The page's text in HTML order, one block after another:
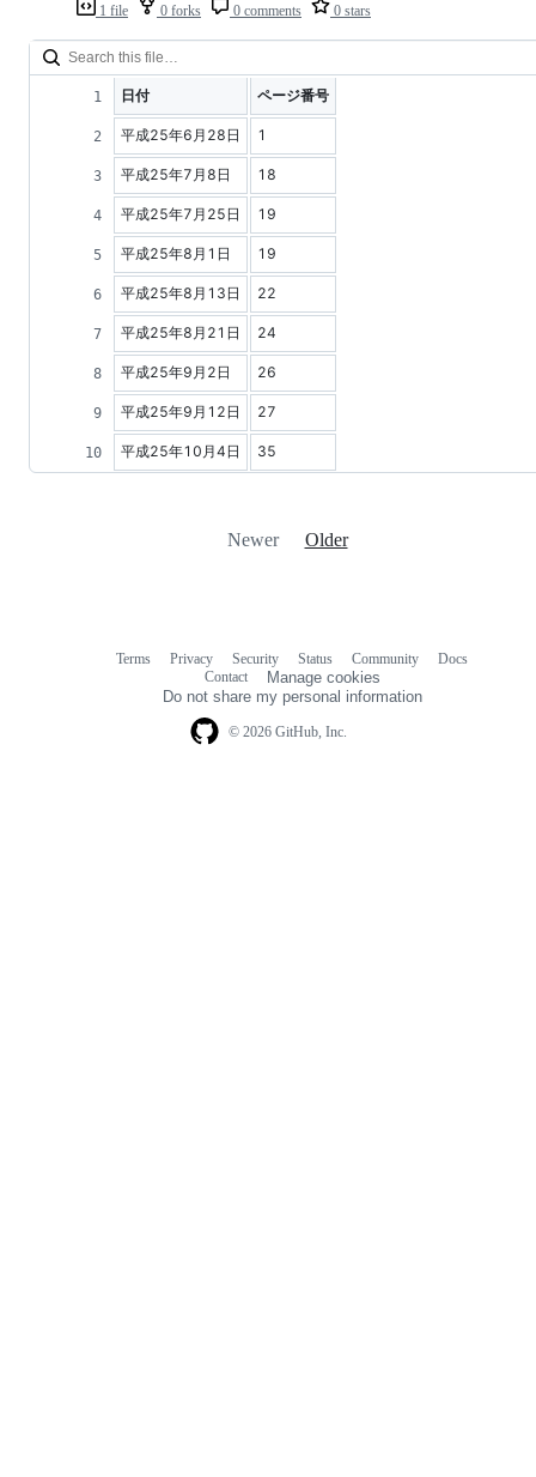
1 file 0 forks 0 comments 0 stars
日付 ページ番号
平成25年6月28日 1
平成25年7月8日 18
平成25年7月25日 19
平成25年8月1日 19
平成25年8月13日 22
平成25年8月21日 24
平成25年9月2日 26
平成25年9月12日 27
平成25年10月4日 35
Newer Older
© 2026 GitHub, Inc.
Terms Privacy Security Status Community
Docs
Contact
Manage cookies
Do not share my personal information